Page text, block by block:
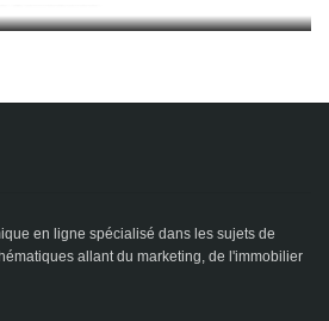
en ligne spécialisé dans les sujets de
allant du marketing, de l'immobilier